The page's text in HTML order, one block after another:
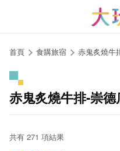
首頁 食購旅宿 赤鬼炙燒牛
赤鬼炙燒牛排-崇
共有 271 項結果